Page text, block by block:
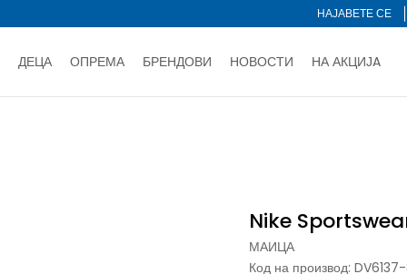
НАЈАВЕТЕ СЕ
ДЕЦА ОПРЕМА БРЕНДОВИ НОВОСТИ НА АКЦИЈA
Nike
МАИЦА
Код на производ: